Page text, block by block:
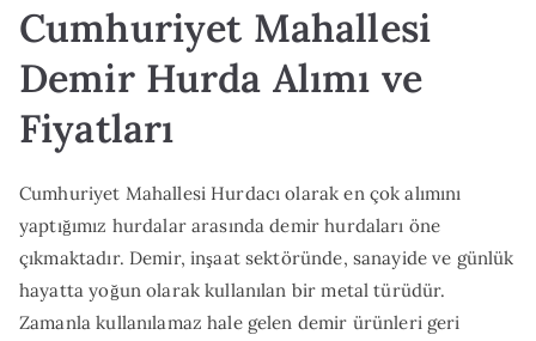
Cumhuriyet Mahallesi
Demir Hurda Alımı ve
Fiyatları
Cumhuriyet Mahallesi Hurdacı olarak en çok alımını
yaptığımız hurdalar arasında demir hurdaları öne
çıkmaktadır. Demir, inşaat sektöründe, sanayide ve günlük
hayatta yoğun olarak kullanılan bir metal türüdür.
Zamanla kullanılamaz hale gelen demir ürünleri geri